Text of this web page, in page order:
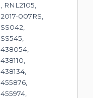
, RNL2105,
2017-007RS,
SS042,
SS545,
438054,
438110,
438134,
455876,
455974,